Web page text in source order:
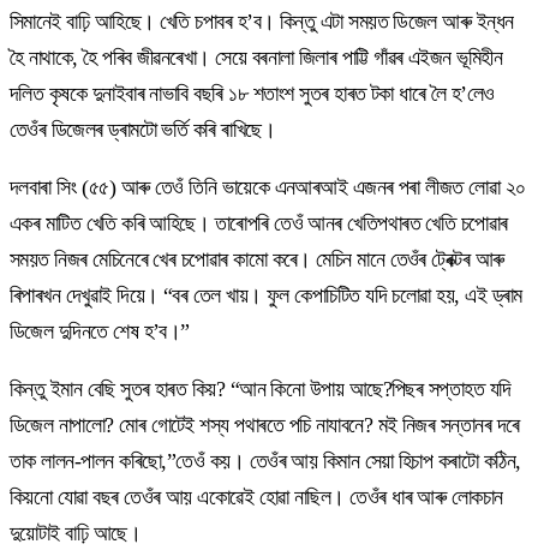
সিমানেই বাঢ়ি আহিছে। খেতি চপাবৰ হ’ব। কিন্তু এটা সময়ত ডিজেল আৰু ইন্ধন
হৈ নাথাকে, হৈ পৰিব জীৱনৰেখা। সেয়ে বৰনালা জিলাৰ পাট্টি গাঁৱৰ এইজন ভূমিহীন
দলিত কৃষকে দুনাইবাৰ নাভাবি বছৰি ১৮ শতাংশ সুতৰ হাৰত টকা ধাৰে লৈ হ’লেও
তেওঁৰ ডিজেলৰ ড্ৰামটো ভৰ্তি কৰি ৰাখিছে।
দলবাৰা সিং (৫৫) আৰু তেওঁ তিনি ভায়েকে এনআৰআই এজনৰ পৰা লীজত লোৱা ২০
একৰ মাটিত খেতি কৰি আহিছে। তাৰোপৰি তেওঁ আনৰ খেতিপথাৰত খেতি চপোৱাৰ
সময়ত নিজৰ মেচিনেৰে খেৰ চপোৱাৰ কামো কৰে। মেচিন মানে তেওঁৰ ট্ৰেক্টৰ আৰু
ৰিপাৰখন দেখুৱাই দিয়ে। “বৰ তেল খায়। ফুল কেপাচিটিত যদি চলোৱা হয়, এই ড্ৰাম
ডিজেল দুদিনতে শেষ হ’ব।”
কিন্তু ইমান বেছি সুতৰ হাৰত কিয়? “আন কিনো উপায় আছে?পিছৰ সপ্তাহত যদি
ডিজেল নাপালো? মোৰ গোটেই শস্য পথাৰতে পচি নাযাবনে? মই নিজৰ সন্তানৰ দৰে
তাক লালন-পালন কৰিছো,”তেওঁ কয়। তেওঁৰ আয় কিমান সেয়া হিচাপ কৰাটো কঠিন,
কিয়নো যোৱা বছৰ তেওঁৰ আয় একোৱেই হোৱা নাছিল। তেওঁৰ ধাৰ আৰু লোকচান
দুয়োটাই বাঢ়ি আছে।